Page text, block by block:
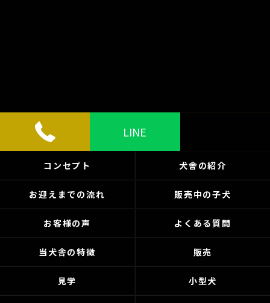
LINE
コンセプト 犬舎の紹介
お迎えまでの流れ 販売中の子犬
お客様の声 よくある質問
当犬舎の特徴 販売
見学 小型犬